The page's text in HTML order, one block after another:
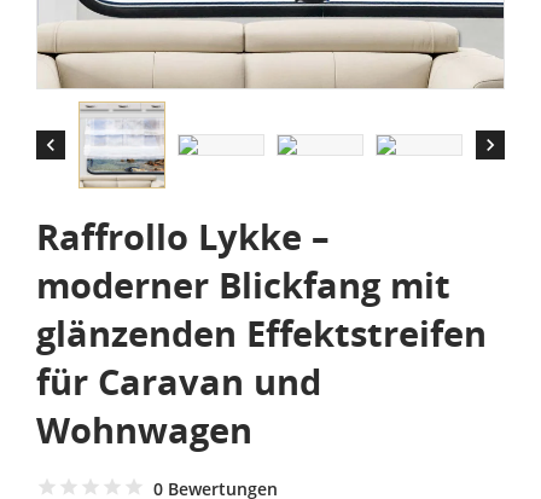
 
Raffrollo Lykke –
moderner Blickfang mit
glänzenden Effektstreifen
für Caravan und
Wohnwagen
0 Bewertungen